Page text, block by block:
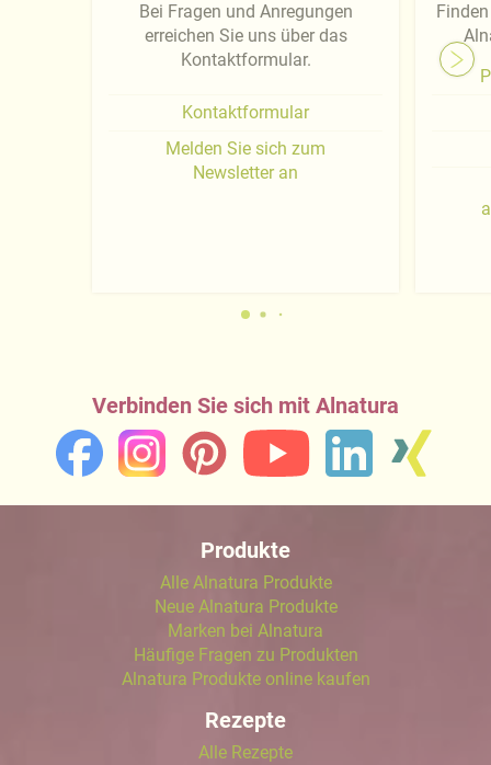
Bei Fragen und Anregungen
erreichen Sie uns über das
Kontaktformular.
Kontaktformular
Melden Sie sich zum
Newsletter an
Verbinden Sie sich mit Alnatura
Produkte
Alle Alnatura Produkte
Neue Alnatura Produkte
Marken bei Alnatura
Häufige Fragen zu Produkten
Alnatura Produkte online kaufen
Rezepte
Alle Rezepte